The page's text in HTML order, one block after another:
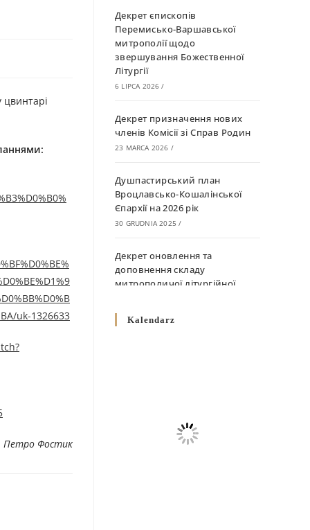
и:
uk-1326633
Петро Фостик
Декрет єпископів
Перемисько-Варшавської
митрополії щодо
звершування Божественної
Літургії
6 LIPCA 2026 /
Декрет призначення нових
членів Комісії зі Справ Родин
23 MARCA 2026 /
Душпастирський план
Вроцлавсько-Кошалінської
Єпархії на 2026 рік
30 GRUDNIA 2025 /
Декрет оновлення та
доповнення складу
митрополичої літургійної
10 GRUDNIA 2025
Декрет про відзначення
Великодня і всіх рухомих
Kalendarz